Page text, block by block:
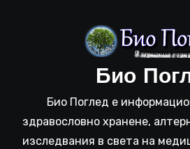
Био
Био Поглед е
здравословно хранене,
изследвания в света на